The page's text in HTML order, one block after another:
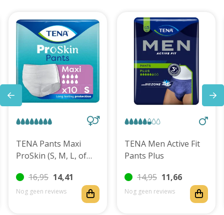
TENA Pants Maxi
ProSkin (S, M, L, of
16,95 14,41
Nog geen reviews
TENA Men Active Fit
Pants Plus
14,95 11,66
Nog geen reviews